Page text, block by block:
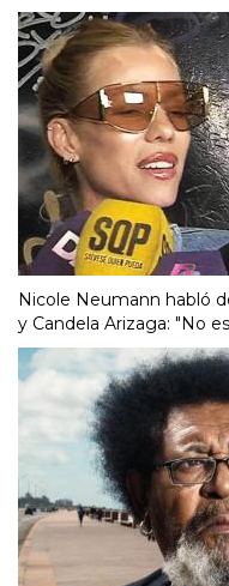
Nicole Neumann habló
y Candela Arizaga: "No